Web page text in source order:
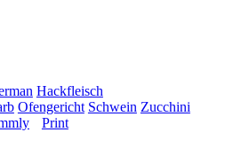
Hackfleisch
Ofengericht Schwein Zucchini
Print